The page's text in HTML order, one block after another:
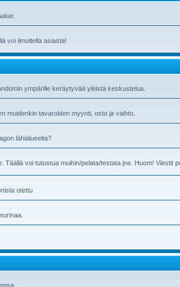
voi ilmoitella asiasta!
ympärille keräytyvää yleistä keskustelua.
muidenkin tavaroiden myynti, osto ja vaihto.
lähialueelta?
Täällä voi tutustua muihin/pelata/testata jne. Huom! Viestit
otettu